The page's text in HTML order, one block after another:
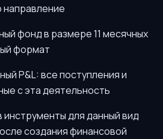
направление
фонд в размере 11 месячных
формат
P&L: все поступления и
с эта деятельность
инструменты для данный вид
создания финансовой